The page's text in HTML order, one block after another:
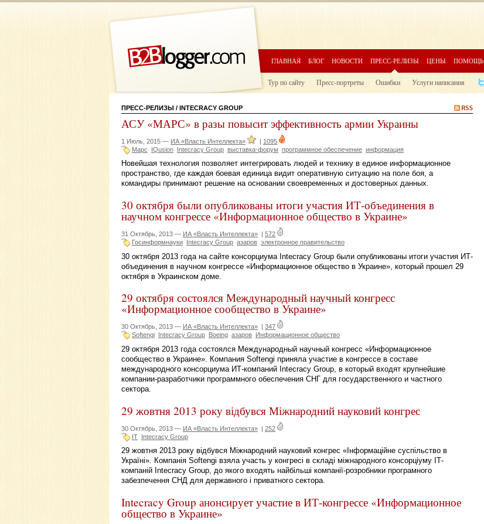
ГЛАВНАЯ БЛОГ НОВОСТИ ПРЕСС-РЕЛИЗЫ ЦЕНЫ ПОМОЩЬ
Тур по сайту Пресс-портреты Ошибки Услуги написания
ПРЕСС-РЕЛИЗЫ / INTECRACY GROUP
АСУ «МАРС» в разы повысит эффективность армии Украины
1 Июль, 2015 — ИА «Власть Интеллекта» | 1095
Марс
IQusion Intecracy Group выставка-форум программное обеспечение информация
Новейшая технология позволяет интегрировать людей и технику в единое информационное
пространство, где каждая боевая единица видит оперативную ситуацию на поле боя, а
командиры принимают решение на основании своевременных и достоверных данных.
30 октября были опубликованы итоги участия ИТ-объединения в
научном конгрессе «Информационное общество в Украине»
31 Октябрь, 2013 — ИА «Власть Интеллекта» | 572
Госинформнауки Intecracy Group азаров электронное правительство
30 октября 2013 года на сайте консорциума Intecracy Group были опубликованы итоги участия ИТ-
объединения в научном конгрессе «Информационное общество в Украине», который прошел 29
октября в Украинском доме.
29 октября состоялся Международный научный конгресс
«Информационное сообщество в Украине»
30 Октябрь, 2013 — ИА «Власть Интеллекта»
347
Softengi
Intecracy Group Boeing азаров Информационное общество
29 октября 2013 года состоялся Международный научный конгресс «Информационное
сообщество в Украине». Компания Softengi приняла участие в конгрессе в составе
международного консорциума ИТ-компаний Intecracy Group, в который входят крупнейшие
компании-разработчики программного обеспечения СНГ для государственного и частного
сектора.
29 жовтня 2013 року відбувся Міжнародний науковий конгрес
30 Октябрь, 2013 — ИА «Власть Интеллекта» | 252
ІТ Intecracy Group
29 жовтня 2013 року відбувся Міжнародний науковий конгрес «Інформаційне суспільство в
Україні». Компанія Softengi взяла участь у конгресі в складі міжнародного консорціуму ІТ-
компаній Intecracy Group, до якого входять найбільші компанії-розробники програмного
забезпечення СНД для державного і приватного сектора.
Intecracy Group анонсирует участие в ИТ-конгрессе «Информационное
общество в Украине»